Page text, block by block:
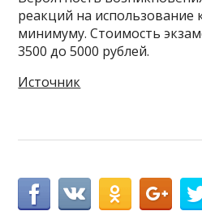
реакций на использование
минимуму. Стоимость
3500 до 5000 рублей.
Источник